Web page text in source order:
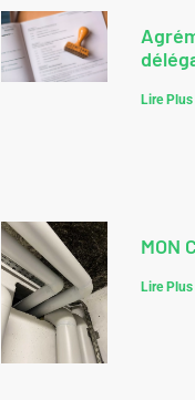
Lire Plus
MON
Lire Plus